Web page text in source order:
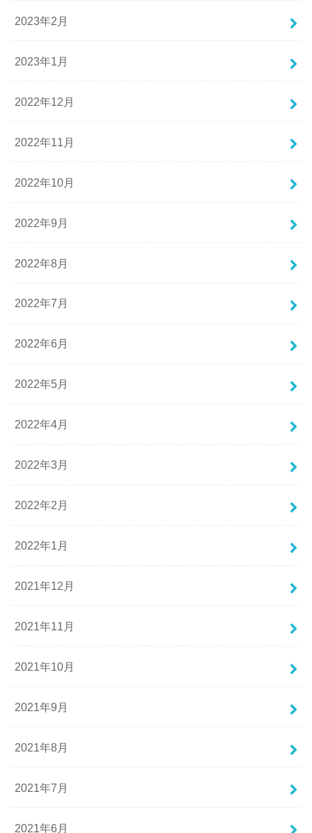
2023年2月
2023年1月
2022年12月
2022年11月
2022年10月
2022年9月
2022年8月
2022年7月
2022年6月
2022年5月
2022年4月
2022年3月
2022年2月
2022年1月
2021年12月
2021年11月
2021年10月
2021年9月
2021年8月
2021年7月
2021年6月